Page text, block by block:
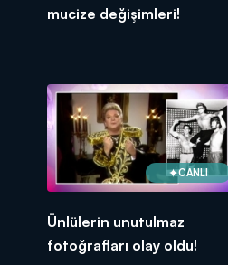
mucize değişimleri!
CANLI
Ünlülerin unutulmaz
fotoğrafları olay oldu!